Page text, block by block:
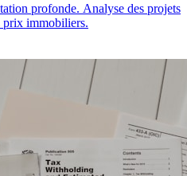
profonde. Analyse des projets
prix immobiliers.